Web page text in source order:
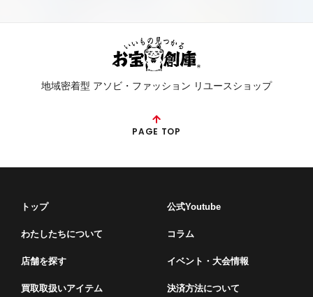
地域密着型 アソビ・ファッション リユースショップ
PAGE TOP
トップ
わたしたちについて
店舗を探す
買取取扱いアイテム
公式Youtube
コラム
イベント・⼤会情報
決済方法について